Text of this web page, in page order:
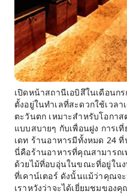
เปิดหน้าสถานีเอบิสึในเดือนก
ตั้งอยู่ในทำเลที่สะดวกใช้เวล
ตะวันตก เหมาะสำหรับโอกา
แบบสบายๆ กับเพื่อนฝูง การเ
เดท ร้านอาหารมีทั้งหมด 24
นี่คือร้านอาหารที่คุณสามารถ
ด้วยไม้ที่อบอุ่นในขณะที่อยู่ใน
ที่เคาน์เตอร์ ดังนั้นแม้ว่าคุณจ
เราหวังว่าจะได้เยี่ยมชมของคุ